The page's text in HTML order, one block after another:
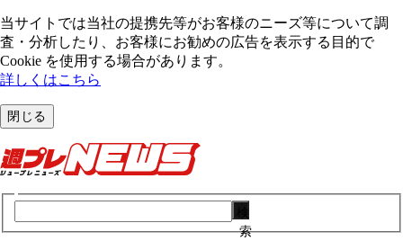
当サイトでは当社の提携先等がお客様のニーズ等について調
査・分析したり、お客様にお勧めの広告を表⽰する⽬的で
Cookie を使⽤する場合があります。
詳しくはこちら
閉じる
索